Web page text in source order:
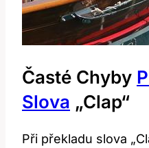
Časté ⁣chyby⁣
Slova „Clap“
Při překladu slova